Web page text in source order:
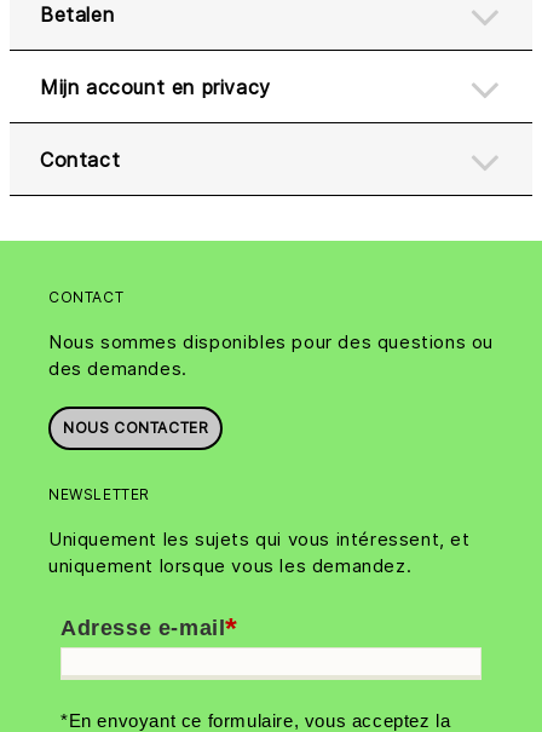
Betalen
Mijn account en privacy
Contact
CONTACT
Nous sommes disponibles pour des questions ou
des demandes.
NOUS CONTACTER
NEWSLETTER
Uniquement les sujets qui vous intéressent, et
uniquement lorsque vous les demandez.
*
Adresse e-mail
*En envoyant ce formulaire, vous acceptez la